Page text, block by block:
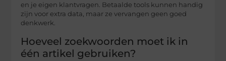
en je eigen klantvragen. Betaalde tools kunnen handig
zijn voor extra data, maar ze vervangen geen goed
denkwerk.
Hoeveel zoekwoorden moet ik in
één artikel gebruiken?